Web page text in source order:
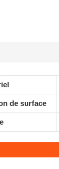
de surface